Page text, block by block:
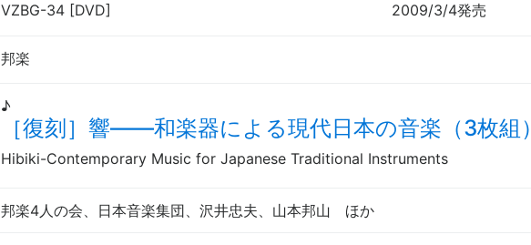
VZBG-34 [DVD] 2009/3/4発売
邦楽
♪
［復刻］響——和楽器による現代日本の音楽（3枚組）
Hibiki-Contemporary Music for Japanese Traditional Instruments
邦楽4人の会、日本音楽集団、沢井忠夫、山本邦山 ほか